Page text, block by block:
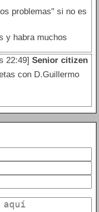
problemas" si no es
y habra muchos
22:49] Senior citizen
con D.Guillermo